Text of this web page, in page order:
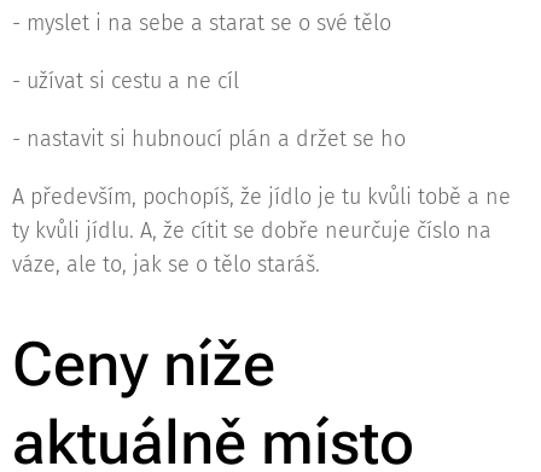
- myslet i na sebe a starat se o své tělo
- užívat si cestu a ne cíl
- nastavit si hubnoucí plán a držet se ho
A především, pochopíš, že jídlo je tu kvůli tobě a ne
ty kvůli jídlu. A, že cítit se dobře neurčuje číslo na
váze, ale to, jak se o tělo staráš.
Ceny níže⬇️
aktuálně místo